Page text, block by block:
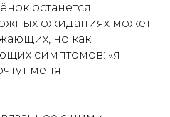
останется
ожиданиях может
но как
симптомов: «я
меня